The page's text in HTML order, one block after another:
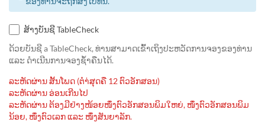
ສ້າງບັນຊີ TableCheck
ດ້ວຍບັນຊີ a TableCheck, ທ່ານສາມາດເຂົ້າເຖິງປະຫວັດການຈອງຂອງທ່ານ
ແລະ ດຳເນີນການຈອງຊ້ຳຄືນໄດ້.
ລະຫັດຜ່ານ ສັ້ນໂພດ (ຕຳ່ສຸດຄື 12 ຕົວອັກສອນ)
ລະຫັດຜ່ານ ອ່ອນເກີນໄປ
ລະຫັດຜ່ານ ຕ້ອງມີຢ່າງໜ້ອຍໜຶ່ງຕົວອັກສອນພິມໃຫຍ່, ໜຶ່ງຕົວອັກສອນພິມ
ນ້ອຍ, ໜຶ່ງຕົວເລກ ແລະ ໜຶ່ງສັນຍາລັກ.